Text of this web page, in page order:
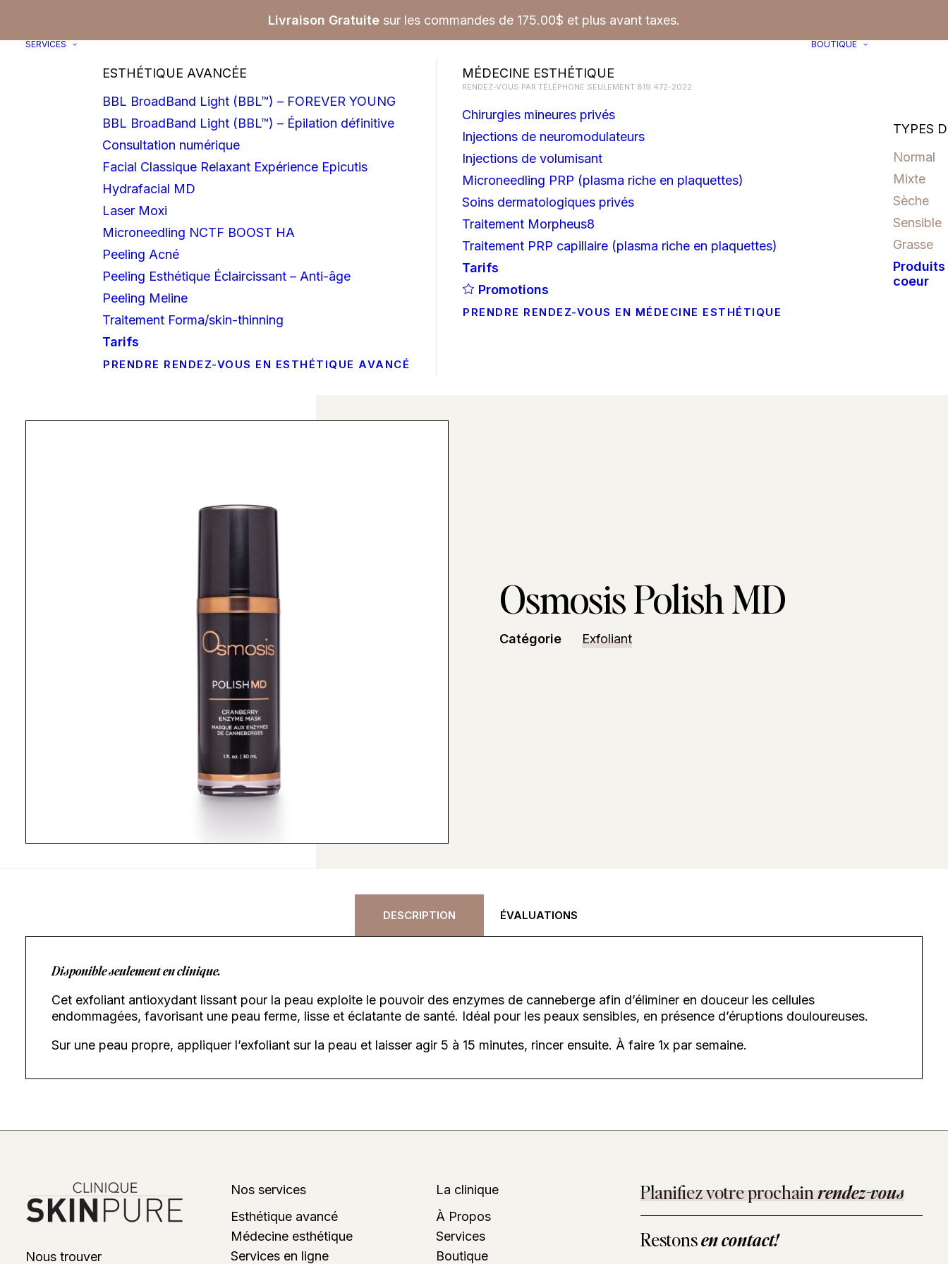
Livraison Gratuite sur les commandes de 175.00$ et plus avant taxes.
SERVICES
ESTHÉTIQUE AVANCÉE
BBL BroadBand Light (BBL™) – FOREVER YOUNG
BBL BroadBand Light (BBL™) – Épilation définitive
Consultation numérique
Facial Classique Relaxant Expérience Epicutis
Hydrafacial MD
Laser Moxi
Microneedling NCTF BOOST HA
Peeling Acné
Peeling Esthétique Éclaircissant – Anti-âge
Peeling Meline
Traitement Forma/skin-thinning
Tarifs
PRENDRE RENDEZ-VOUS EN ESTHÉTIQUE AVANCÉ
MÉDECINE ESTHÉTIQUE
RENDEZ-VOUS PAR TÉLÉPHONE SEULEMENT 819 472-2022
Chirurgies mineures privés
Injections de neuromodulateurs
Injections de volumisant
Microneedling PRP (plasma riche en plaquettes)
Soins dermatologiques privés
Traitement Morpheus8
Traitement PRP capillaire (plasma riche en plaquettes)
Tarifs
Promotions
PRENDRE RENDEZ-VOUS EN MÉDECINE ESTHÉTIQUE
BOUTIQUE
TYPES
Normal
Mixte
Sèche
Sensible
Grasse
coeur
Osmosis Polish MD
Catégorie Exfoliant
DESCRIPTION ÉVALUATIONS
Disponible seulement en clinique.
Cet exfoliant antioxydant lissant pour la peau exploite le pouvoir des enzymes de canneberge afin d’éliminer en douceur les cellules
endommagées, favorisant une peau ferme, lisse et éclatante de santé. Idéal pour les peaux sensibles, en présence d’éruptions douloureuses.
Sur une peau propre, appliquer l’exfoliant sur la peau et laisser agir 5 à 15 minutes, rincer ensuite. À faire 1x par semaine.
Nous trouver
Nos services
Esthétique avancé
Médecine esthétique
Services en ligne
La clinique
À Propos
Services
Boutique
Planifiez votre prochainrendez-vous
Restonsen contact!